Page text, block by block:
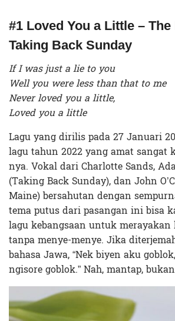
#1 Loved You a Little – The
Taking Back Sunday
If I was just a lie to you
Well you were less than that to me
Never loved you a little,
Loved you a little
Lagu yang dirilis pada 27 Januari
lagu tahun 2022 yang amat sangat
nya. Vokal dari Charlotte Sands,
(Taking Back Sunday), dan John
Maine) bersahutan dengan
tema putus dari pasangan ini bisa
lagu kebangsaan untuk merayakan
tanpa menye-menye. Jika
bahasa Jawa, “Nek biyen aku
ngisore goblok.” Nah, mantap,